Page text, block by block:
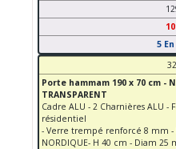
5
Porte hammam 190 x 70 cm -
TRANSPARENT
Cadre ALU - 2 Charnières ALU
résidentiel
- Verre trempé renforcé 8 mm -
NORDIQUE- H 40 cm - Diam 25